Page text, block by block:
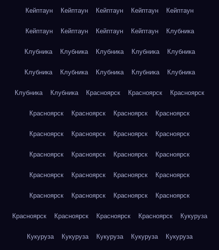
Кейптаун Кейптаун Кейптаун Кейптаун Кейптаун
Кейптаун Кейптаун Кейптаун Кейптаун Клубника
Клубника Клубника Клубника Клубника Клубника
Клубника Клубника Клубника Клубника Клубника
Клубника Клубника Красноярск Красноярск Красноярск
Красноярск Красноярск Красноярск Красноярск
Красноярск Красноярск Красноярск Красноярск
Красноярск Красноярск Красноярск Красноярск
Красноярск Красноярск Красноярск Красноярск
Красноярск Красноярск Красноярск Красноярск
Красноярск Красноярск Красноярск Красноярск Кукуруза
Кукуруза Кукуруза Кукуруза Кукуруза Кукуруза